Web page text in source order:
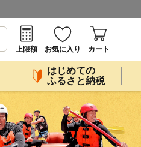
上限額
お気に入り カート
はじめての
ふるさと納税